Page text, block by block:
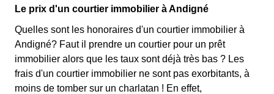
Le prix d'un courtier immobilier à Andigné
Quelles sont les honoraires d'un courtier immobilier à
Andigné? Faut il prendre un courtier pour un prêt
immobilier alors que les taux sont déjà très bas ? Les
frais d'un courtier immobilier ne sont pas exorbitants, à
moins de tomber sur un charlatan ! En effet,